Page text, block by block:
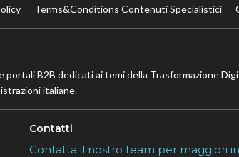
Terms&Conditions Contenuti Specialistici
B2B dedicati ai temi della Trasformazione
italiane.
Contatti
Contatta il nostro team per maggiori